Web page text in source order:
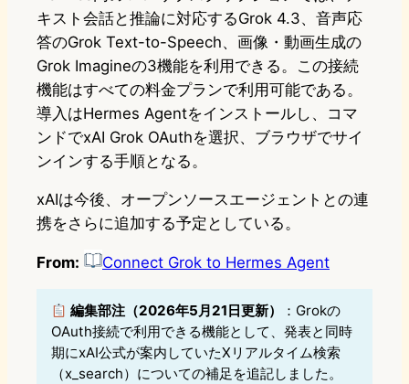
キスト会話と推論に対応するGrok 4.3、音声応
答のGrok Text-to-Speech、画像・動画生成の
Grok Imagineの3機能を利用できる。この接続
機能はすべての料金プランで利用可能である。
導入はHermes Agentをインストールし、コマ
ンドでxAI Grok OAuthを選択、ブラウザでサイ
ンインする手順となる。
xAIは今後、オープンソースエージェントとの連
携をさらに追加する予定としている。
From: Connect Grok to Hermes Agent
編集部注（2026年5月21日更新）
：Grokの
OAuth接続で利用できる機能として、発表と同時
期にxAI公式が案内していたXリアルタイム検索
（x_search）についての補足を追記しました。